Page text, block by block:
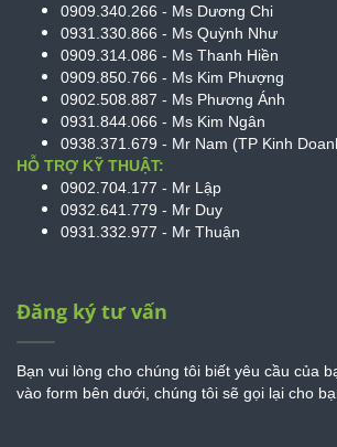
0909.340.266 - Ms Dương Chi
0931.330.866 - Ms Quỳnh Như
0909.314.086 - Ms Thanh Hiền
0909.850.766 - Ms Kim Phượng
0902.508.887 - Ms Phương Ánh
0931.844.066 - Ms Kim Ngân
0938.371.679 - Mr Nam (TP Kinh
HỖ TRỢ KỸ THUẬT:
0902.704.177 - Mr Lập
0932.641.779 - Mr Duy
0931.332.977 - Mr Thuận
Đăng ký tư vấn
Bạn vui lòng cho chúng tôi biết yêu cầu của
vào form bên dưới, chúng tôi sẽ gọi lại cho